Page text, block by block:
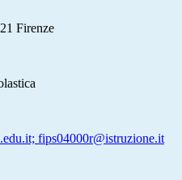
Firenze
fips04000r@istruzione.it